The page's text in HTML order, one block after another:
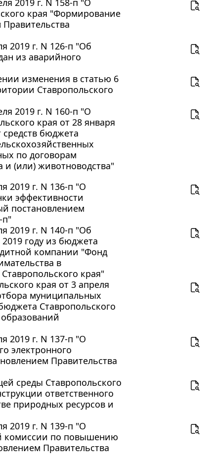
2019 г. N 158-п "О
края "Формирование
2019 г. N 126-п "Об
из аварийного
изменения в статью 6
Ставропольского
2019 г. N 160-п "О
края от 28 января
средств бюджета
по договорам
и (или) животноводства"
2019 г. N 136-п "О
эффективности
постановлением
п"
2019 г. N 140-п "Об
году из бюджета
компании "Фонд
в
края"
края от 3 апреля
муниципальных
Ставропольского
2019 г. N 137-п "О
электронного
Правительства
среды Ставропольского
ответственного
природных ресурсов и
2019 г. N 139-п "О
комиссии по повышению
Правительства